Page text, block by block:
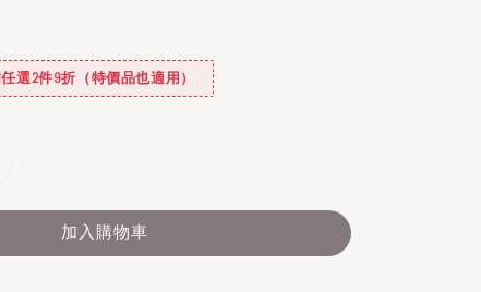
2件9折（特價品也適用）
加入購物車